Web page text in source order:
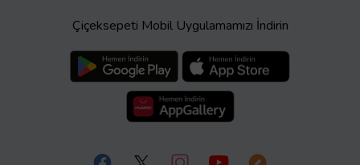
Çiçeksepeti Mobil Uygulamamızı İndirin